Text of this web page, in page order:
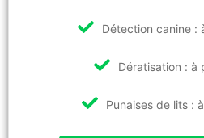
Détection canine :
Dératisation : à
Punaises de lits :